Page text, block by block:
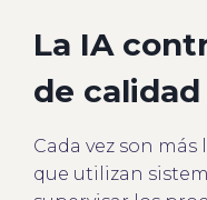
La IA
de calidad
Cada vez son
que utilizan